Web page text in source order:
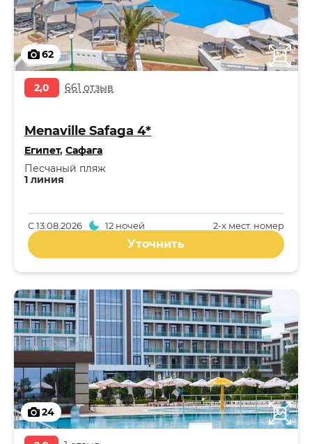
62
2,0 661 отзыв
Menaville Safaga 4*
Египет, Сафага
1 линия
Песчаный пляж
2-x мест. номер
С13.08.2026 12 ночей
Уточнить
24